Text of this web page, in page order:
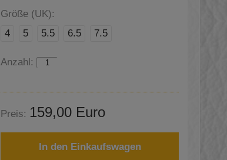
Größe (UK):
4
5 5.5 6.5 7.5
Anzahl:
Preis: 159,00 Euro
In den Einkaufswagen